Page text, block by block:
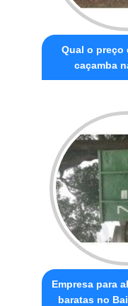
Qual o preço
caçamba
Empresa para
baratas no